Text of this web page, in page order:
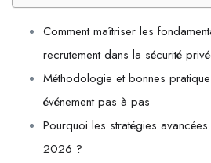
Comment maîtriser les
recrutement dans la sécurité
Méthodologie et bonnes
événement pas à pas
Pourquoi les stratégies
2026 ?